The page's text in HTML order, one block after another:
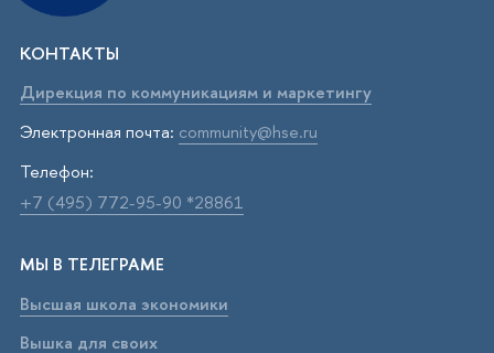
КОНТАКТЫ
Дирекция по коммуникациям и маркетингу
Электронная почта: community@hse.ru
Телефон:
+7 (495) 772-95-90 *28861
МЫ В ТЕЛЕГРАМЕ
Высшая школа экономики
Вышка для своих